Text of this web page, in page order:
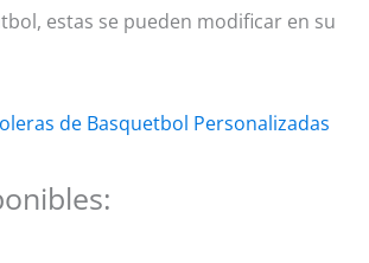
estas se pueden modificar en su
de Basquetbol Personalizadas